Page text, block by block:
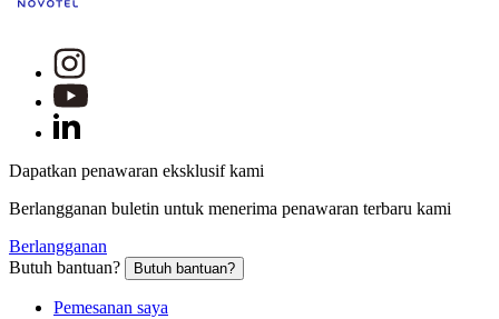
Dapatkan penawaran eksklusif kami
Berlangganan buletin untuk menerima penawaran terbaru kami
Berlangganan
Butuh bantuan?
Butuh bantuan?
Pemesanan saya